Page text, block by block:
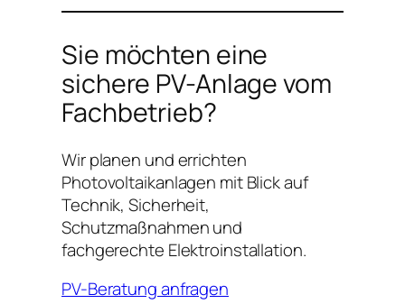
Sie möchten eine
sichere PV-Anlage vom
Fachbetrieb?
Wir planen und errichten
Photovoltaikanlagen mit Blick auf
Technik, Sicherheit,
Schutzmaßnahmen und
fachgerechte Elektroinstallation.
PV-Beratung anfragen